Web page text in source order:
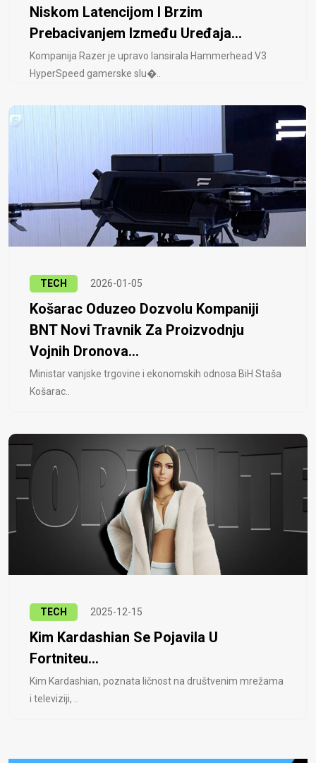
Niskom Latencijom I Brzim
Prebacivanjem Između Uređaja...
Kompanija Razer je upravo lansirala Hammerhead V3
HyperSpeed ​​gamerske slu�..
TECH 2026-01-05
Košarac Oduzeo Dozvolu Kompaniji
BNT Novi Travnik Za Proizvodnju
Vojnih Dronova...
Ministar vanjske trgovine i ekonomskih odnosa BiH Staša
Košarac..
TECH 2025-12-15
Kim Kardashian Se Pojavila U
Fortniteu...
Kim Kardashian, poznata ličnost na društvenim mrežama
i televiziji, ..